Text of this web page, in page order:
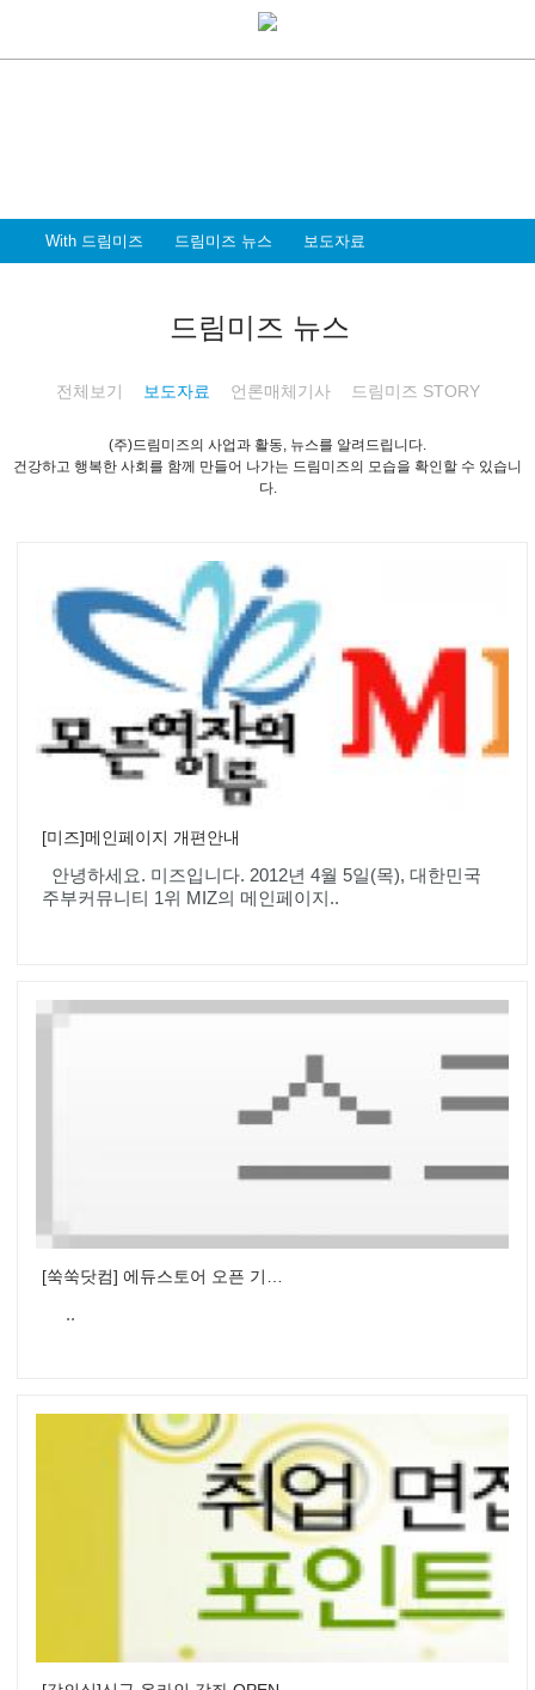
With 드림미즈 드림미즈 뉴스 보도자료
드림미즈 뉴스
전체보기 보도자료 언론매체기사 드림미즈 STORY
(주)드림미즈의 사업과 활동, 뉴스를 알려드립니다.
건강하고 행복한 사회를 함께 만들어 나가는 드림미즈의 모습을 확인할 수 있습니
다.
[미즈]메인페이지 개편안내
안녕하세요. 미즈입니다. 2012년 4월 5일(목), 대한민국
주부커뮤니티 1위 MIZ의 메인페이지..
..